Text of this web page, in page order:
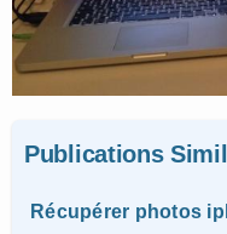
Publications
Récupérer photos